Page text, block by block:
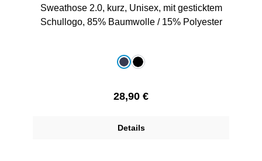
Sweathose 2.0, kurz, Unisex, mit gesticktem
Schullogo, 85% Baumwolle / 15% Polyester
auswählendunkelblau
schwarz
Regulärer Preis:
28,90 €
Details